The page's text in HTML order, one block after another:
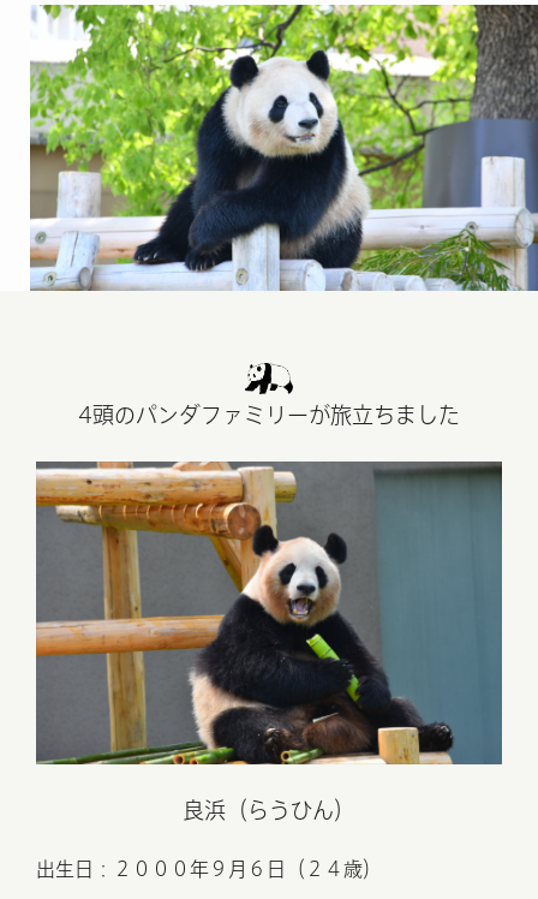
4頭のパンダファミリーが旅立ちました
良浜（らうひん）
出生日：２０００年９⽉６⽇（２４歳）